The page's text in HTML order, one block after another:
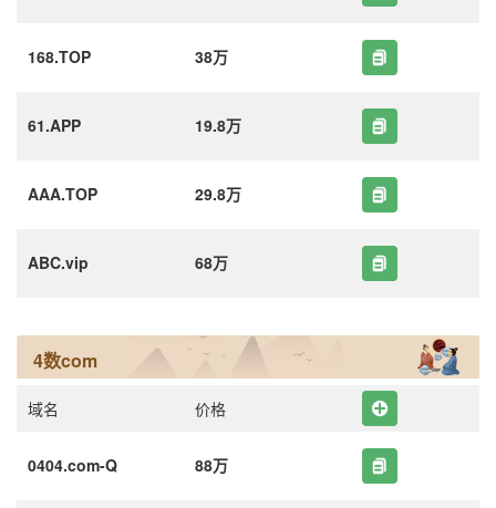
168.TOP 38万
61.APP 19.8万
AAA.TOP 29.8万
ABC.vip 68万
4数com
域名 价格
0404.com-Q 88万